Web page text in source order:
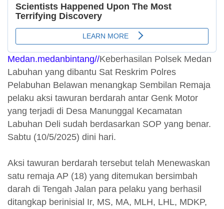
Medan.medanbintang//Keberhasilan Polsek Medan
Labuhan yang dibantu Sat Reskrim Polres
Pelabuhan Belawan menangkap Sembilan Remaja
pelaku aksi tawuran berdarah antar Genk Motor
yang terjadi di Desa Manunggal Kecamatan
Labuhan Deli sudah berdasarkan SOP yang benar.
Sabtu (10/5/2025) dini hari.
Aksi tawuran berdarah tersebut telah Menewaskan
satu remaja AP (18) yang ditemukan bersimbah
darah di Tengah Jalan para pelaku yang berhasil
ditangkap berinisial Ir, MS, MA, MLH, LHL, MDKP,